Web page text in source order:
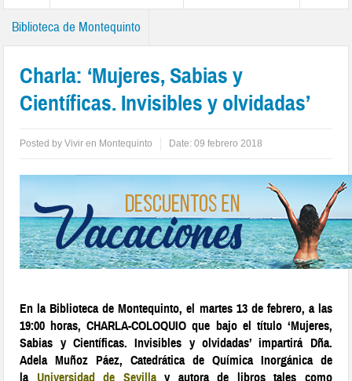
Biblioteca de Montequinto
Charla: ‘Mujeres, Sabias y
Científicas. Invisibles y olvidadas’
Posted byVivir en Montequinto Date:09 febrero 2018
En la Biblioteca de Montequinto, el martes 13 de febrero, a las
19:00 horas, CHARLA-COLOQUIO que bajo el título ‘Mujeres,
Sabias y Científicas. Invisibles y olvidadas’ impartirá Dña.
Adela Muñoz Páez, Catedrática de Química Inorgánica de
la Universidad de Sevillay autora de libros tales como